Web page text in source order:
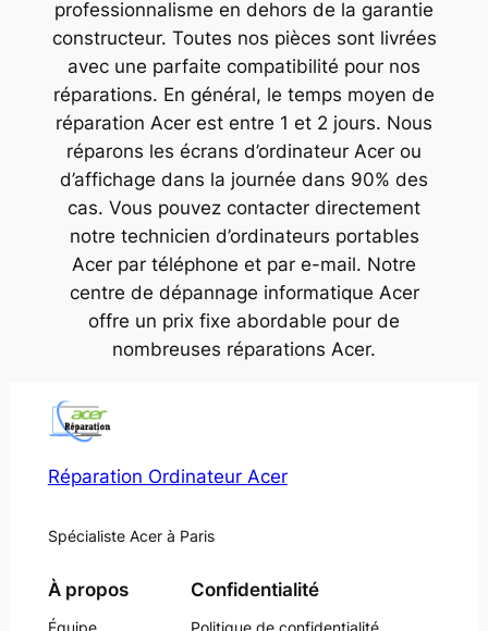
professionnalisme en dehors de la garantie
constructeur. Toutes nos pièces sont livrées
avec une parfaite compatibilité pour nos
réparations. En général, le temps moyen de
réparation Acer est entre 1 et 2 jours. Nous
réparons les écrans d’ordinateur Acer ou
d’affichage dans la journée dans 90% des
cas. Vous pouvez contacter directement
notre technicien d’ordinateurs portables
Acer par téléphone et par e-mail. Notre
centre de dépannage informatique Acer
offre un prix fixe abordable pour de
nombreuses réparations Acer.
Réparation Ordinateur Acer
Spécialiste Acer à Paris
À propos
Équipe
Confidentialité
Politique de confidentialité